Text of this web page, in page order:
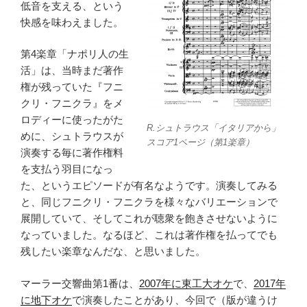
R.シュトラウス「イタリアから」
スコア1ページ（第1楽章）
低音を支える、という
快感を味わえました。
第4楽章「ナポリ人の生
活」は、当時まだ著作
権が残っていた『フニ
クリ・フニクラ』をメ
ロディーに使ったがた
めに、シュトラウスが
演奏する毎に著作権料
を支払う羽目になっ
た、というエピソードが有名なようです。演奏してみる
と、同じフニクリ・フニクラを様々なバリエーションで
展開していて、そしてこれが聴衆を飽きさせないように
なっていました。なるほど、これは著作権を払ってでも
残したい楽章なんだな、と思いました。
マーラー交響曲第1番は、 2007年に東工大オケで、 2017年
に地下オケで演奏したことがあり、今回で（版が違うけ